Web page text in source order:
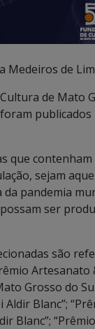
Medeiros de
de
que
sejam
pandemia
ser
são
Grosso do
Blanc”;
Blanc”;